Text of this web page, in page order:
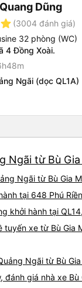
Dũng
star (3004 đánh giá)
32 phòng (WC)
4 Đồng Xoài.
Ngãi (dọc QL1A)
Ngãi từ Bù
Ngãi từ Bù Gia
tại 648 Phú
khởi hành tại
xe từ Bù Gia
Ngãi từ Bù
đánh giá nhà xe